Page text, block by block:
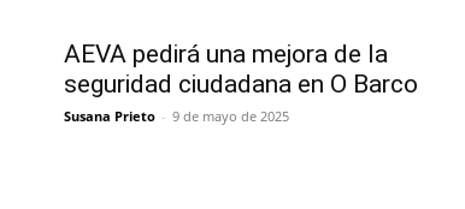
AEVA pedirá una mejora de la
seguridad ciudadana en O Barco
Susana Prieto - 9 de mayo de 2025